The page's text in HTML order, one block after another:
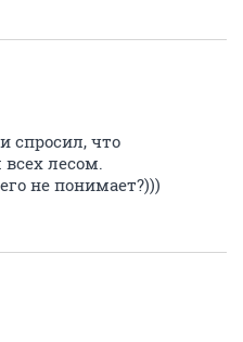
спросил, что
всех лесом.
не понимает?)))